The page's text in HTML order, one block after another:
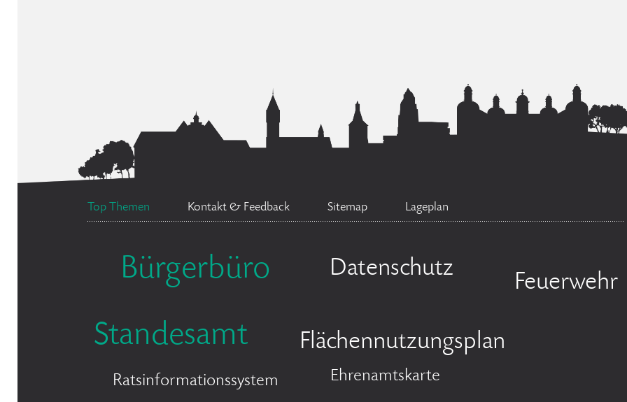
Top Themen Kontakt & Feedback Sitemap Lageplan
Bürgerbüro Datenschutz
Feuerwehr
Standesamt Flächennutzungsplan
Ratsinformationssystem Ehrenamtskarte